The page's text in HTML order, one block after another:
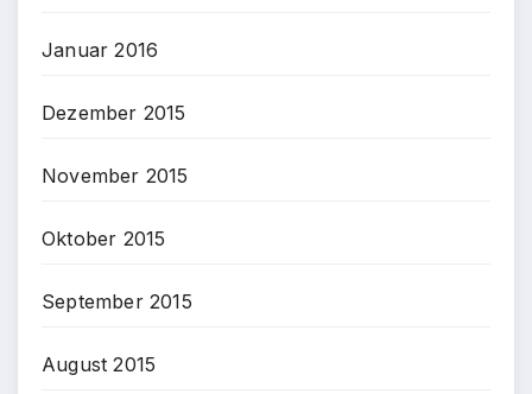
Januar 2016
Dezember 2015
November 2015
Oktober 2015
September 2015
August 2015